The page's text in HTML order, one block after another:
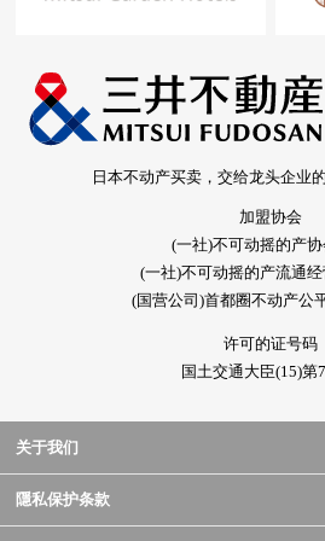
日本不动产买卖，交给龙头企业
加盟协会
(一社)不可动摇的产
(一社)不可动摇的产流通
(国营公司)首都圈不动产公
许可的证号码
国土交通大臣(15)第
关于我们
隱私保护条款